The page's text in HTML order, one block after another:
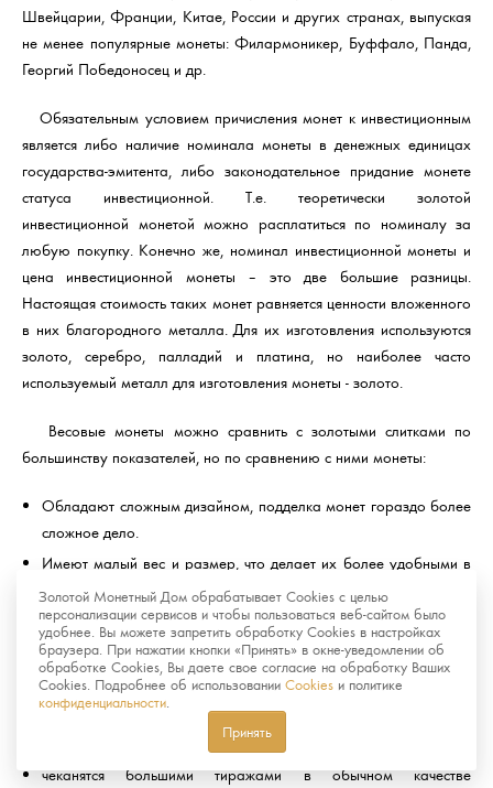
Швейцарии, Франции, Китае, России и других странах, выпуская
не менее популярные монеты: Филармоникер, Буффало, Панда,
Георгий Победоносец и др.
Обязательным условием причисления монет к инвестиционным
является либо наличие номинала монеты в денежных единицах
государства-эмитента, либо законодательное придание монете
статуса инвестиционной. Т.е. теоретически золотой
инвестиционной монетой можно расплатиться по номиналу за
любую покупку. Конечно же, номинал инвестиционной монеты и
цена инвестиционной монеты – это две большие разницы.
Настоящая стоимость таких монет равняется ценности вложенного
в них благородного металла. Для их изготовления используются
золото, серебро, палладий и платина, но наиболее часто
используемый металл для изготовления монеты - золото.
Весовые монеты можно сравнить с золотыми слитками по
большинству показателей, но по сравнению с ними монеты:
Обладают сложным дизайном, подделка монет гораздо более
сложное дело.
Имеют малый вес и размер, что делает их более удобными в
хранении и реализации.
Памятные и инвестиционные монеты отличаются тем, что
вторые:
не пользуются большим спросом у нумизматов
не имеют художественной ценности
чеканятся большими тиражами в обычном качестве
Золотой Монетный Дом обрабатывает Cookies с целью
персонализации сервисов и чтобы пользоваться веб-сайтом было
удобнее. Вы можете запретить обработку Cookies в настройках
браузера. При нажатии кнопки «Принять» в окне-уведомлении об
обработке Cookies, Вы даете свое согласие на обработку Ваших
Cookies. Подробнее об использовании Cookies и политике
конфиденциальности
Принять